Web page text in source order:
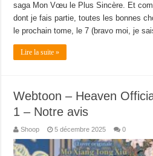
saga Mon Vœu le Plus Sincère. Et
dont je fais partie, toutes les bonnes
le prochain tome, le 7 (bravo moi, je
Lire la suite »
Webtoon – Heaven
1 – Notre avis
Shoop 5 décembre 2025 0